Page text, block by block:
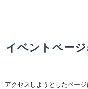
イベントペー
アクセスしようとしたペー